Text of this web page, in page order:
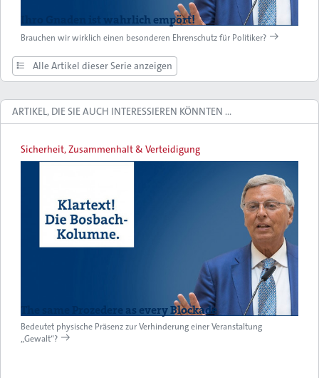
Ihro Gnaden ist wahrlich empört!
Brauchen wir wirklich einen besonderen Ehrenschutz für Politiker?
Alle Artikel dieser Serie anzeigen
ARTIKEL, DIE SIE AUCH INTERESSIEREN KÖNNTEN …
Sicherheit, Zusammenhalt & Verteidigung
The same Prozedere as every Blockade
Bedeutet physische Präsenz zur Verhinderung einer Veranstaltung
„Gewalt“?